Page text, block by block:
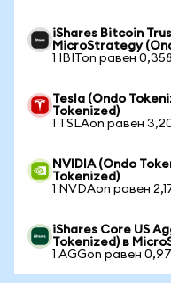
iShares Bitcoin
MicroStrategy
1 IBITon равен
Tesla (Ondo
Tokenized)
1 TSLAon равен
NVIDIA (Ondo
Tokenized)
1 NVDAon равен
iShares Core US
Tokenized) в
1 AGGon равен